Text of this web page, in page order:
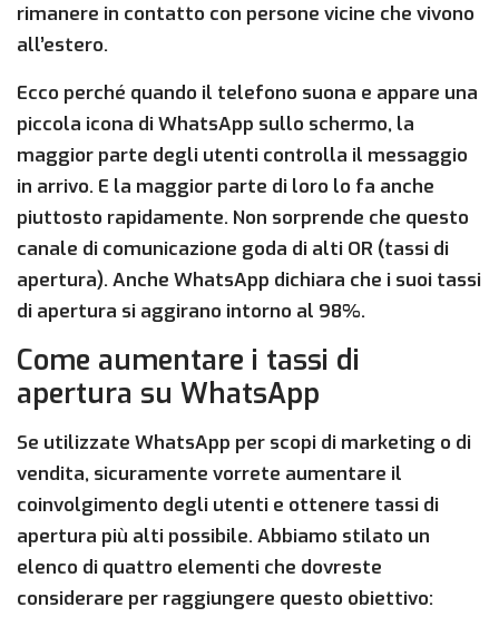
rimanere in contatto con persone vicine che vivono
all’estero.
Ecco perché quando il telefono suona e appare una
piccola icona di WhatsApp sullo schermo, la
maggior parte degli utenti controlla il messaggio
in arrivo. E la maggior parte di loro lo fa anche
piuttosto rapidamente. Non sorprende che questo
canale di comunicazione goda di alti OR (tassi di
apertura). Anche WhatsApp dichiara che i suoi tassi
di apertura si aggirano intorno al 98%.
Come aumentare i tassi di
apertura su WhatsApp
Se utilizzate WhatsApp per scopi di marketing o di
vendita, sicuramente vorrete aumentare il
coinvolgimento degli utenti e ottenere tassi di
apertura più alti possibile. Abbiamo stilato un
elenco di quattro elementi che dovreste
considerare per raggiungere questo obiettivo: